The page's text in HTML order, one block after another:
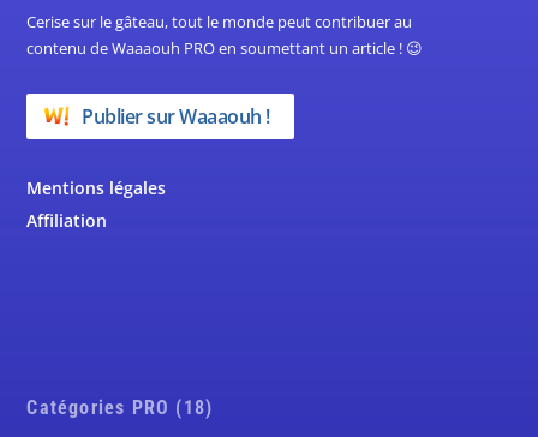
Cerise sur le gâteau, tout le monde peut contribuer au
contenu de Waaaouh PRO en soumettant un article ! 😉
Publier sur Waaaouh !
Mentions légales
Affiliation
Catégories PRO (18)